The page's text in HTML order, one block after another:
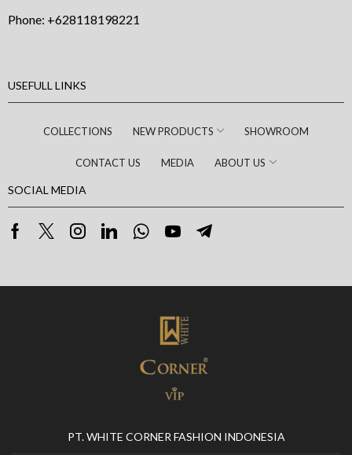
Phone: +628118198221
USEFULL LINKS
COLLECTIONS NEW PRODUCTS SHOWROOM
CONTACT US MEDIA ABOUT US
SOCIAL MEDIA
PT. WHITE CORNER FASHION INDONESIA